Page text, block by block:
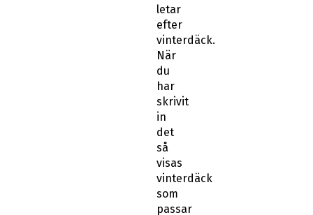
efter
vinterdäck.
När
du
har
skrivit
in
det
så
visas
vinterdäck
som
passar
på